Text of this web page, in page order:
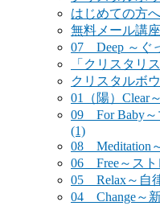
はじめての方へ
無料メール講座
07 Deep ～ぐ
「クリスタリ
クリスタルボ
01（陽）Clear
09 For Baby～
(1)
08 Meditation
06 Free～スト
05 Relax～自
04 Change～